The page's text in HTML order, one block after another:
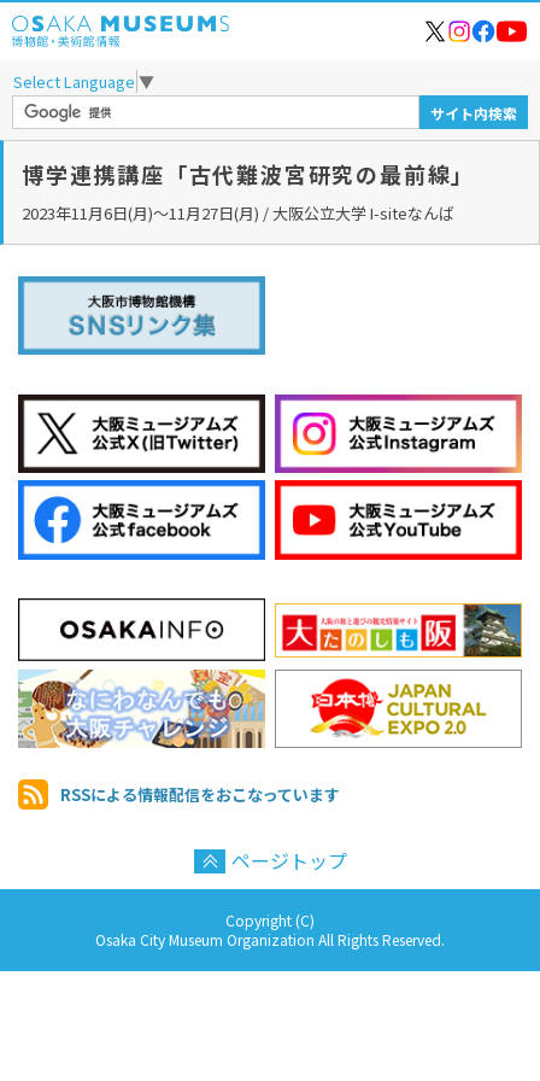
Select Language ▼
博学連携講座「古代難波宮研究の最前線」
2023年11月6日(月)～11月27日(月) / 大阪公立大学 I-siteなんば
RSSによる情報配信をおこなっています
ページトップ
Copyright (C)
Osaka City Museum Organization All Rights Reserved.